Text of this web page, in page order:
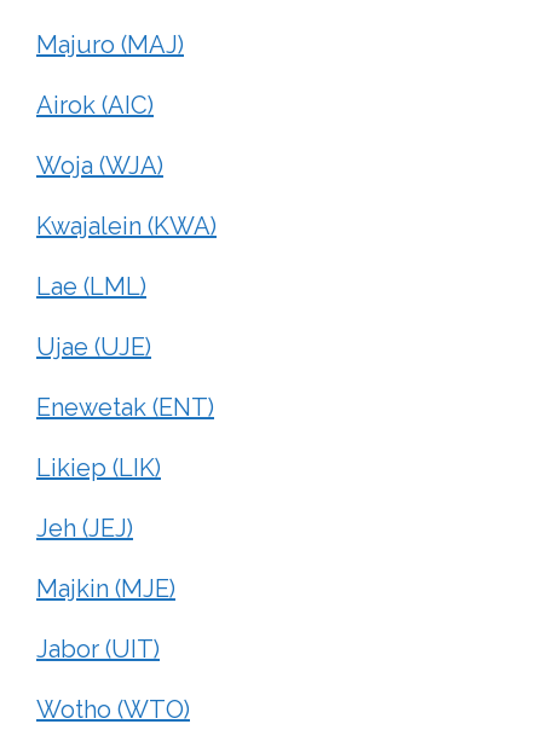
Majuro (MAJ)
Airok (AIC)
Woja (WJA)
Kwajalein (KWA)
Lae (LML)
Ujae (UJE)
Enewetak (ENT)
Likiep (LIK)
Jeh (JEJ)
Majkin (MJE)
Jabor (UIT)
Wotho (WTO)